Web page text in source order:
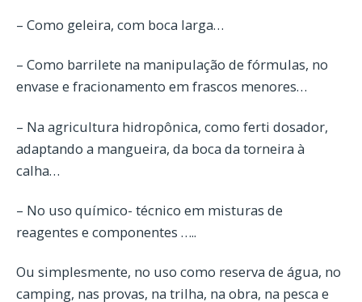
– Como geleira, com boca larga…
– Como barrilete na manipulação de fórmulas, no
envase e fracionamento em frascos menores…
– Na agricultura hidropônica, como ferti dosador,
adaptando a mangueira, da boca da torneira à
calha…
– No uso químico- técnico em misturas de
reagentes e componentes …..
Ou simplesmente, no uso como reserva de água, no
camping, nas provas, na trilha, na obra, na pesca e